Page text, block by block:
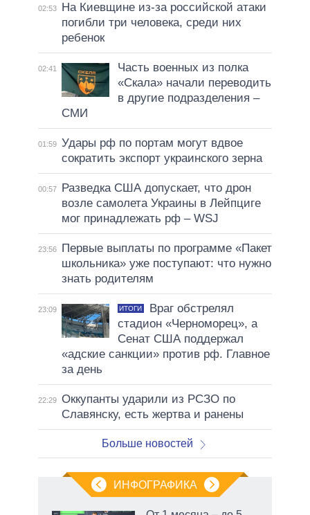
02:53
На Киевщине из-за российской атаки
погибли три человека, среди них
ребенок
02:41
Часть военных из полка
«Скала» начали переводить
в другие подразделения –
СМИ
01:59 Удары рф по портам могут вдвое
сократить экспорт украинского зерна
00:57
Разведка США допускает, что дрон
возле самолета Украины в Лейпциге
мог принадлежать рф – WSJ
23:56
Первые выплаты по программе «Пакет
школьника» уже поступают: что нужно
знать родителям
23:09 ИТОГИ
Враг обстрелял
стадион «Черноморец», а
Сенат США поддержал
«адские санкции» против рф. Главное
за день
22:29 Оккупанты ударили из РСЗО по
Славянску, есть жертва и ранены
Больше новостей
ИНФОГРАФИКА